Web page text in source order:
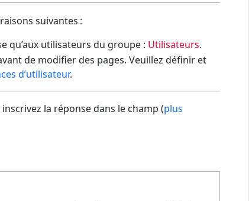
suivantes :
qu’aux utilisateurs du groupe : Utilisateurs.
de modifier des pages. Veuillez définir et
d’utilisateur.
la réponse dans le champ (plus